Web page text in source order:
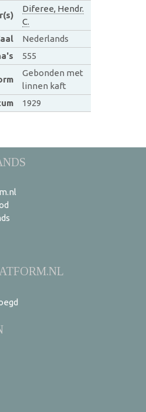
Diferee, Hendr.
C.
Nederlands
555
Gebonden met
linnen kaft
1929